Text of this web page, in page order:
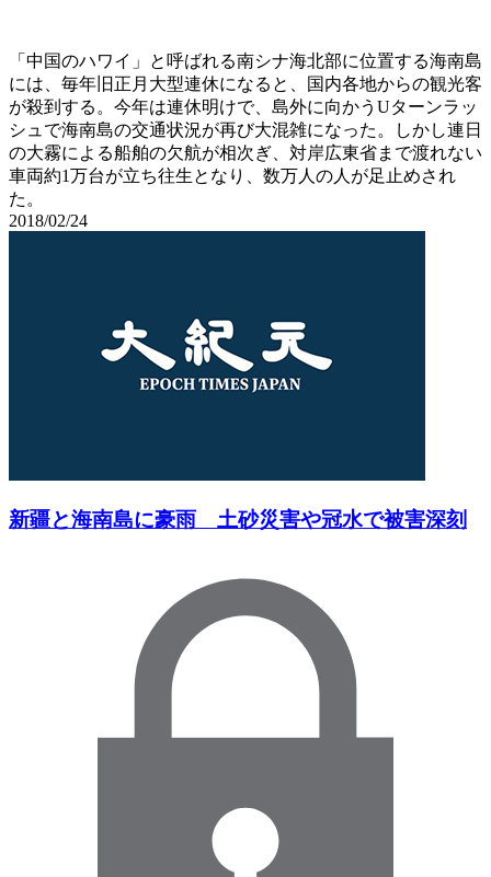
「中国のハワイ」と呼ばれる南シナ海北部に位置する海南島
には、毎年旧正月大型連休になると、国内各地からの観光客
が殺到する。今年は連休明けで、島外に向かうUターンラッ
シュで海南島の交通状況が再び大混雑になった。しかし連日
の大霧による船舶の欠航が相次ぎ、対岸広東省まで渡れない
車両約1万台が立ち往生となり、数万人の人が足止めされ
た。
2018/02/24
新疆と海南島に豪雨 土砂災害や冠水で被害深刻